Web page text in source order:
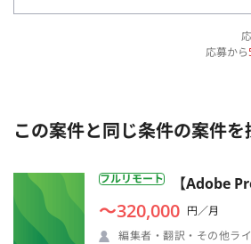
応募から
この案件と同じ条件の案件を
フルリモート 【Adobe
〜320,000 円／月
編集者・翻訳・その他ラ